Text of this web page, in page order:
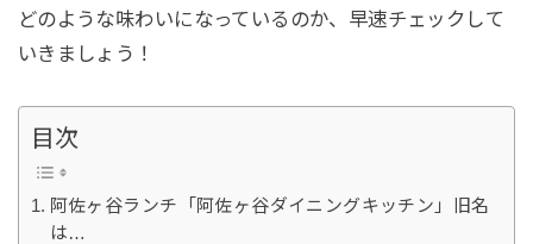
どのような味わいになっているのか、早速チェックして
いきましょう！
目次
阿佐ヶ谷ランチ「阿佐ヶ谷ダイニングキッチン」旧名
は…